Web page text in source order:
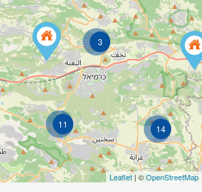
3
11 14
Leaflet| ©OpenStreetMap